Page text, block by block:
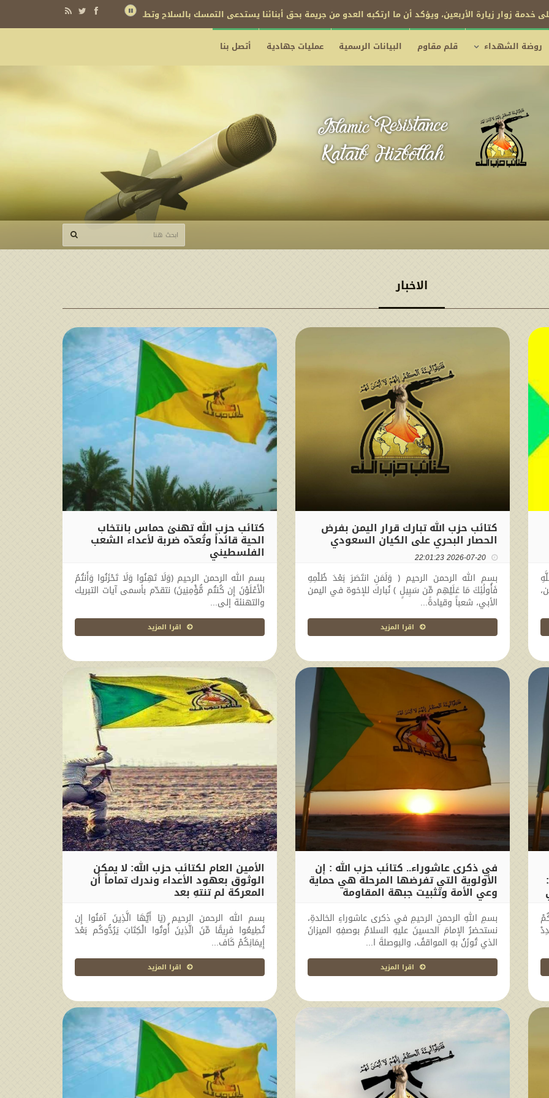
الحصار البحري على الكيان السعودي
روضة الشهداء قلم مقاوم البيانات الرسمية عمليات جهادية أتصل بنا
الاخبار
كتائب حزب الله تبارك قرار اليمن بفرض
الحصار البحري على الكيان السعودي
2026-07-20 22:01:23
بسم الله الرحمن الرحيم ﴿ وَلَمَنِ انتَصَرَ بَعْدَ ظُلْمِهِ
فَأُولَٰئِكَ مَا عَلَيْهِم مِّن سَبِيلٍ ﴾ نُبارك للإخوة في اليمن
الأبي، شعباً وقيادةً...
اقرا المزيد
كتائب حزب الله تهنئ حماس بانتخاب
الحية قائداً وتُعدّه ضربة لأعداء الشعب
الفلسطيني
2026-07-20 19:42:46
بسم الله الرحمن الرحيم ﴿وَلَا تَهِنُوا وَلَا تَحْزَنُوا وَأَنتُمُ
الْأَعْلَوْنَ إِن كُنتُم مُّؤْمِنِينَ﴾ نتقدّم بأسمى آيات التبريك
والتهنئة إلى...
اقرا المزيد
في ذكرى عاشوراء.. كتائب حزب الله : إن
الأولوية التي تفرضها المرحلة هي حماية
وعي الأمة وتثبيت جبهة المقاومة
2026-06-26 11:39:41
بسمِ اللهِ الرحمنِ الرحيمِ في ذكرى عاشوراءِ الخالدةِ،
نستحضرُ الإمامَ الحسينَ عليهِ السلامُ بوصفِهِ الميزانَ
الذي تُوزَنُ بهِ المواقفُ، والبوصلةَ ا...
اقرا المزيد
الأمين العام لكتائب حزب الله: لا يمكن
الوثوق بعهود الأعداء وندرك تماماً أن
المعركة لم تنتهِ بعد
2026-06-17 17:01:14
بسم الله الرحمن الرحيم (يَا أَيُّهَا الَّذِينَ آمَنُوا إِن
تُطِيعُوا فَرِيقًا مِّنَ الَّذِينَ أُوتُوا الْكِتَابَ يَرُدُّوكُم بَعْدَ
إِيمَانِكُمْ كَاف...
اقرا المزيد